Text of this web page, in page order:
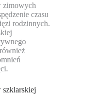
zimowych
czasu
rodzinnych.
szklarskiej